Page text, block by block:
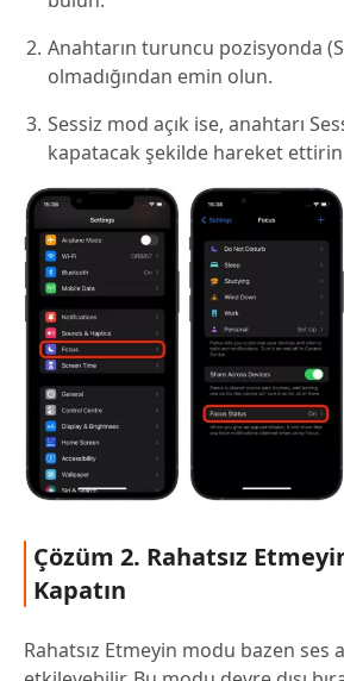
Anahtarın turuncu pozisyonda
olmadığından emin olun.
Sessiz mod açık ise, anahtarı
kapatacak şekilde hareket
Çözüm 2. Rahatsız
Kapatın
Rahatsız Etmeyin modu bazen ses